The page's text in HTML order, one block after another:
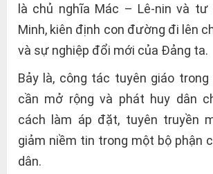
là chủ nghĩa Mác – Lê-nin và
Minh, kiên định con đường đi lên
và sự nghiệp đổi mới của Đảng ta.
Bảy là, công tác tuyên giáo
cần mở rộng và phát huy dân
cách làm áp đặt, tuyên truyền
giảm niềm tin trong một bộ phận
dân.